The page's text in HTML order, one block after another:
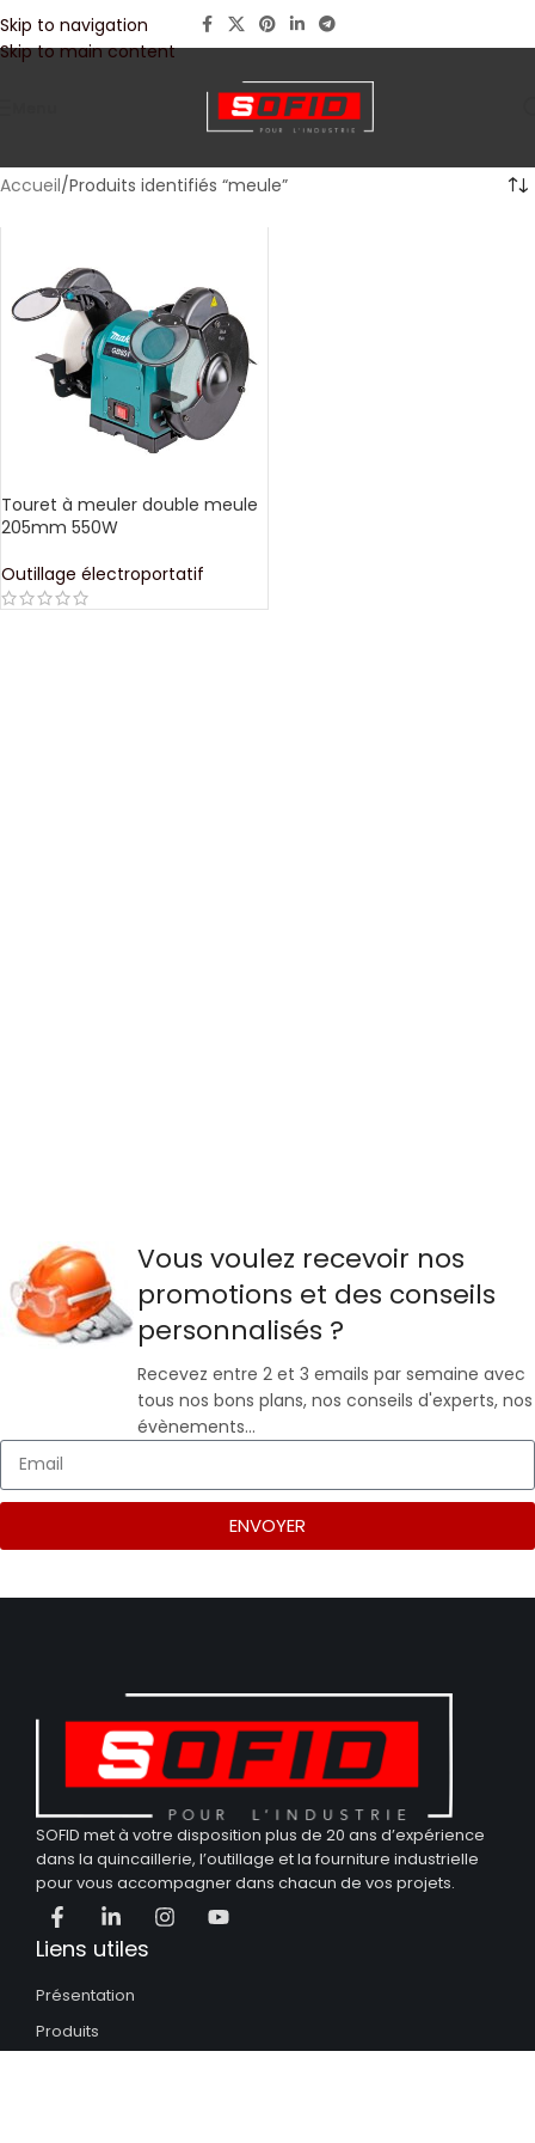
Skip to navigation
Skip to main content
Accueil Produits identifiés “meule”
Touret à meuler double meule
205mm 550W
Outillage électroportatif
Vous voulez recevoir nos
promotions et des conseils
personnalisés ?
Recevez entre 2 et 3 emails par semaine avec
tous nos bons plans, nos conseils d'experts, nos
évènements…
ENVOYER
SOFID met à votre disposition plus de 20 ans d’expérience
dans la quincaillerie, l’outillage et la fourniture industrielle
pour vous accompagner dans chacun de vos projets.
Liens utiles
Présentation
Produits